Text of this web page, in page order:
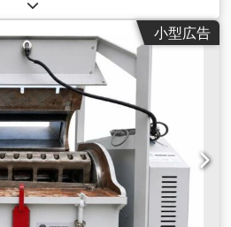
小型広告